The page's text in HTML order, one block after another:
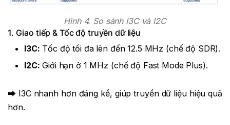
Hình 4. So sánh I3C và I2C
1. Giao tiếp & Tốc độ truyền dữ liệu
I3C: Tốc độ tối đa lên đến 12.5 MHz (chế độ SDR).
I2C: Giới hạn ở 1 MHz (chế độ Fast Mode Plus).
⮕ I3C nhanh hơn đáng kể, giúp truyền dữ liệu hiệu quả
hơn.